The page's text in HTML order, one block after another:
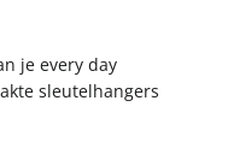
je every day
sleutelhangers